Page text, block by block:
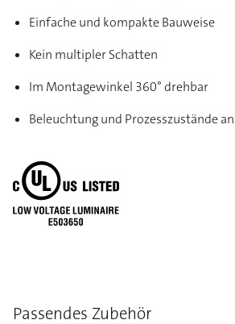
Einfache und kompakte Bauweise
Kein multipler Schatten
Im Montagewinkel 360° drehbar
Beleuchtung und Prozesszustände
Passendes Zubehör